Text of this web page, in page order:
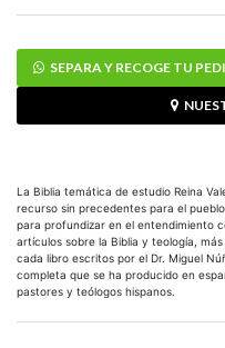
SEPARA Y RECOGE TU
La Biblia temática de estudio Reina
recurso sin precedentes para el
para profundizar en el entendimiento
artículos sobre la Biblia y teología,
cada libro escritos por el Dr. Miguel
completa que se ha producido en
pastores y teólogos hispanos.